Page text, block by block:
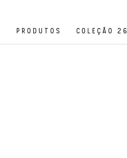
PRODUTOS COLEÇÃO 26